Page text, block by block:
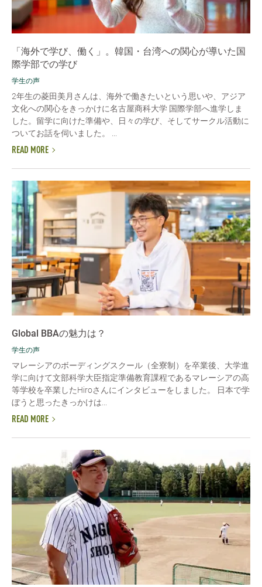
「海外で学び、働く」。韓国・台湾への関心が導いた国
際学部での学び
学生の声
2年生の菱田美月さんは、海外で働きたいという思いや、アジア
文化への関心をきっかけに名古屋商科大学 国際学部へ進学しま
した。留学に向けた準備や、日々の学び、そしてサークル活動に
ついてお話を伺いました。 ...
READ MORE
Global BBAの魅力は？
学生の声
マレーシアのボーディングスクール（全寮制）を卒業後、大学進
学に向けて文部科学大臣指定準備教育課程であるマレーシアの高
等学校を卒業したHiroさんにインタビューをしました。 日本で学
ぼうと思ったきっかけは...
READ MORE